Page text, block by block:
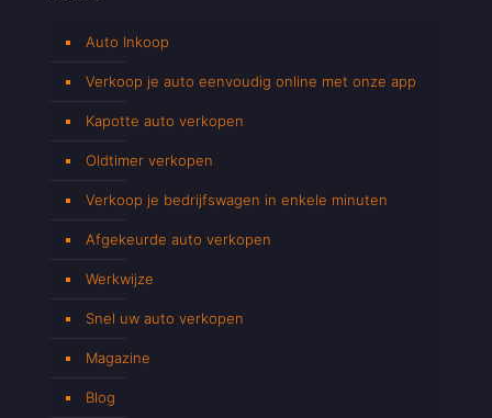
Auto Inkoop
Verkoop je auto eenvoudig online met onze app
Kapotte auto verkopen
Oldtimer verkopen
Verkoop je bedrijfswagen in enkele minuten
Afgekeurde auto verkopen
Werkwijze
Snel uw auto verkopen
Magazine
Blog